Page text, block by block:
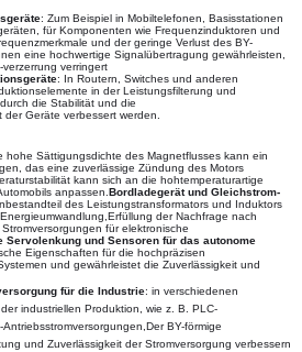
: Zum Beispiel in Mobiltelefonen, Basisstationen
für Komponenten wie Frequenzinduktoren und
und der geringe Verlust des BY-
eine hochwertige Signalübertragung gewährleisten,
verringert
: In Routern, Switches und anderen
in der Leistungsfilterung und
die Stabilität und die
Geräte verbessert werden.
hohe Sättigungsdichte des Magnetflusses kann ein
das eine zuverlässige Zündung des Motors
kann sich an die hohtemperaturartige
anpassen. Bordladegerät und Gleichstrom-
des Leistungstransformators und Induktors
der Nachfrage nach
für elektronische
Servolenkung und Sensoren für das autonome
Eigenschaften für die hochpräzisen
und gewährleistet die Zuverlässigkeit und
für die Industrie: in verschiedenen
industriellen Produktion, wie z. B. PLC-
BY-förmige
und Zuverlässigkeit der Stromversorgung verbessern